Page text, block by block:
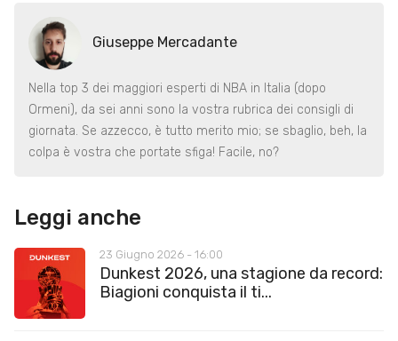
Giuseppe Mercadante
Nella top 3 dei maggiori esperti di NBA in Italia (dopo
Ormeni), da sei anni sono la vostra rubrica dei consigli di
giornata. Se azzecco, è tutto merito mio; se sbaglio, beh, la
colpa è vostra che portate sfiga! Facile, no?
Leggi anche
23 Giugno 2026 - 16:00
Dunkest 2026, una stagione da record:
Biagioni conquista il ti...